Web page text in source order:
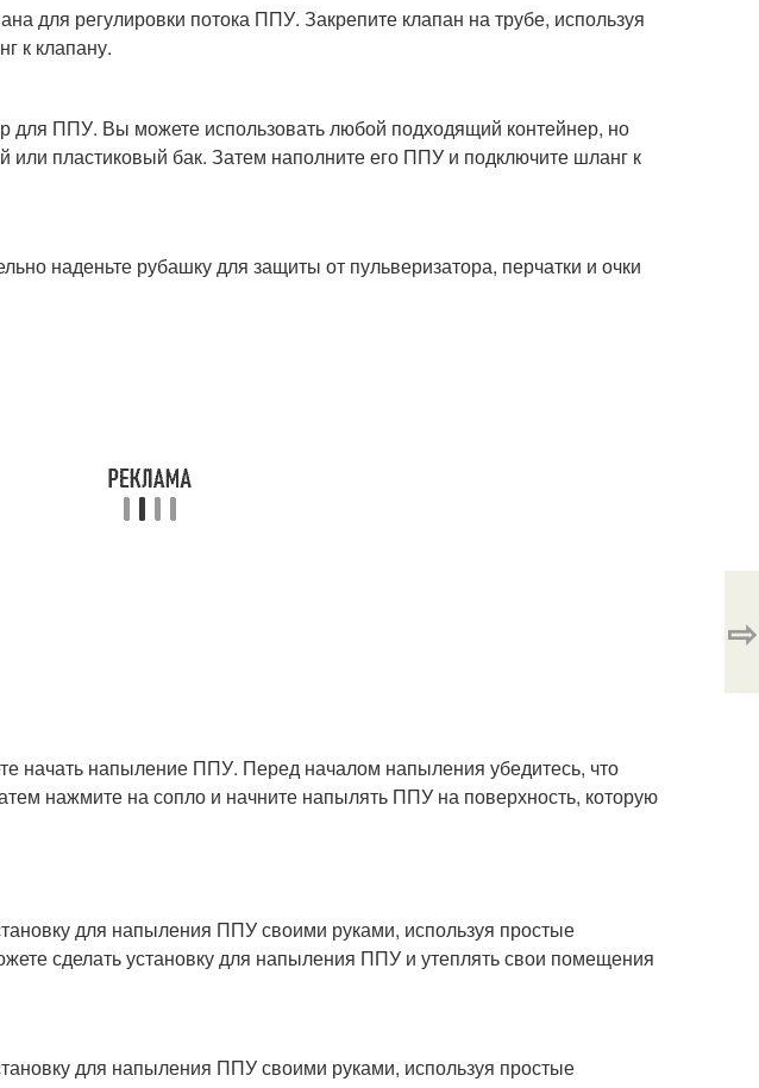
для регулировки потока ППУ. Закрепите клапан на трубе, используя
к клапану.
для ППУ. Вы можете использовать любой подходящий контейнер, но
или пластиковый бак. Затем наполните его ППУ и подключите шланг к
наденьте рубашку для защиты от пульверизатора, перчатки и очки
начать напыление ППУ. Перед началом напыления убедитесь, что
нажмите на сопло и начните напылять ППУ на поверхность, которую
для напыления ППУ своими руками, используя простые
сделать установку для напыления ППУ и утеплять свои помещения
для напыления ППУ своими руками, используя простые
⇨